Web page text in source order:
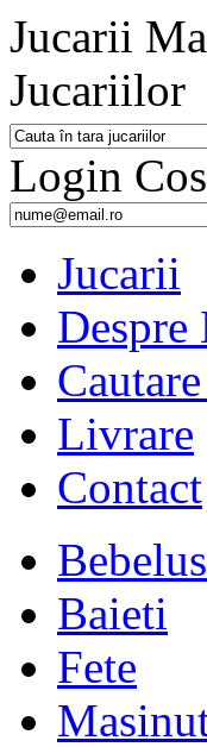
Jucarii
Jucariilor
Login
Jucarii
Despre
Livrare
Contact
Baieti
Fete